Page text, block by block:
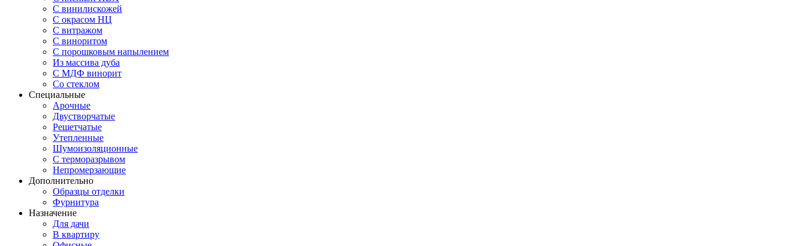
С винилискожей
С окрасом НЦ
С витражом
С виноритом
С порошковым напылением
Из массива дуба
С МДФ винорит
Со стеклом
Специальные
Арочные
Двустворчатые
Решетчатые
Утепленные
Шумоизоляционные
С терморазрывом
Непромерзающие
Дополнительно
Образцы отделки
Фурнитура
Назначение
Для дачи
В квартиру